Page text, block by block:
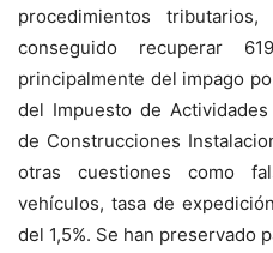
procedimientos
conseguido recuperar
principalmente del impago
del Impuesto de Actividades
de Construcciones
otras cuestiones como
vehículos, tasa de
del 1,5%. Se han preservado